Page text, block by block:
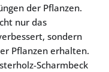
der Pflanzen.
nur das
sondern
Pflanzen erhalten.
Scharmbeck